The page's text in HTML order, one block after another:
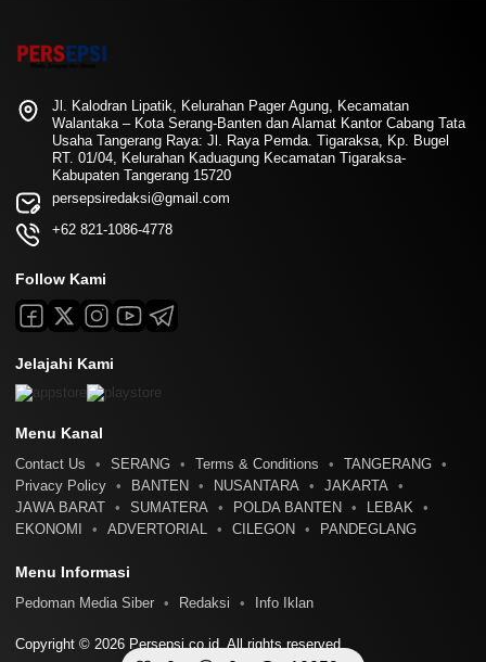
Jl. Kalodran Lipatik, Kelurahan Pager Agung, Kecamatan
Walantaka – Kota Serang-Banten dan Alamat Kantor Cabang Tata
Usaha Tangerang Raya: Jl. Raya Pemda. Tigaraksa, Kp. Bugel
RT. 01/04, Kelurahan Kaduagung Kecamatan Tigaraksa-
Kabupaten Tangerang 15720
persepsiredaksi@gmail.com
+62 821-1086-4778
Follow Kami
Jelajahi Kami
Menu Kanal
Contact Us SERANG Terms & Conditions
TANGERANG
Privacy Policy
BANTEN NUSANTARA
JAKARTA
JAWA BARAT
SUMATERA POLDA BANTEN
LEBAK
EKONOMI
ADVERTORIAL CILEGON PANDEGLANG
Menu Informasi
Pedoman Media Siber Redaksi Info Iklan
Copyright © 2026 Persepsi.co.id. All rights reserved.